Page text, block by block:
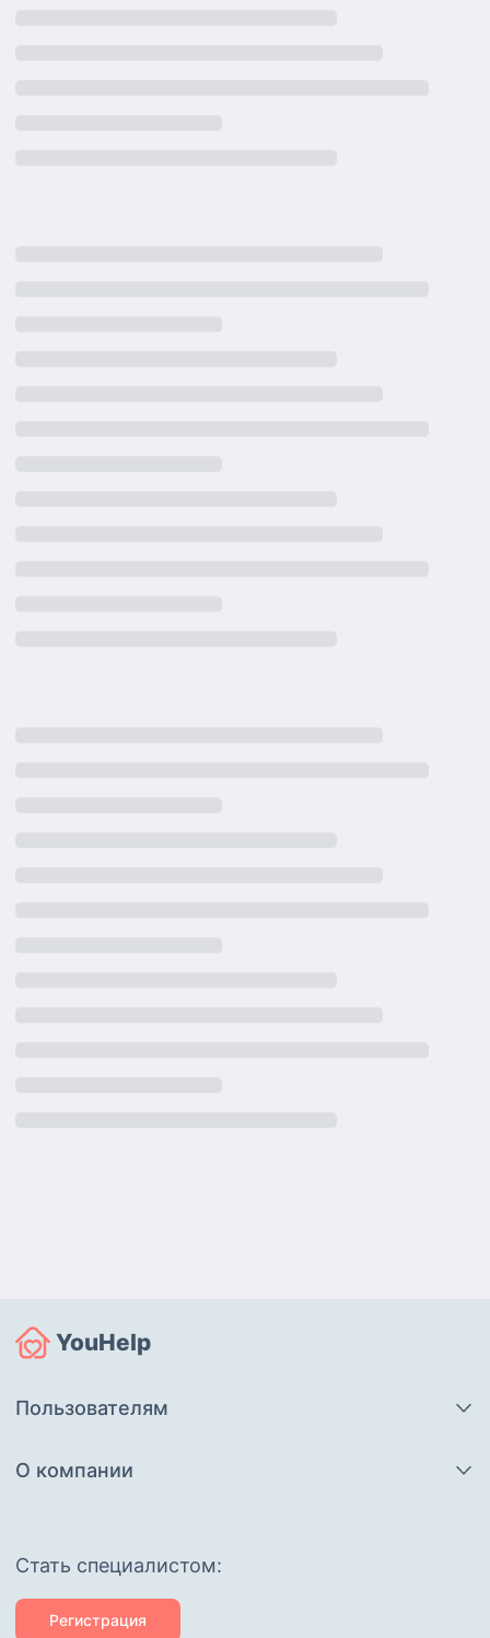
YouHelp
Пользователям
О компании
Cтать специалистом:
Регистрация